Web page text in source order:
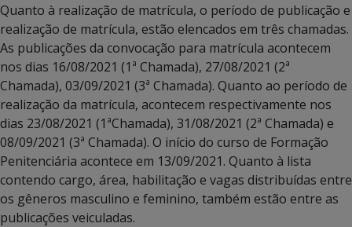
Quanto à realização de matrícula, o período de publicação e
realização de matrícula, estão elencados em três chamadas.
As publicações da convocação para matrícula acontecem
nos dias 16/08/2021 (1ª Chamada), 27/08/2021 (2ª
Chamada), 03/09/2021 (3ª Chamada). Quanto ao período de
realização da matrícula, acontecem respectivamente nos
dias 23/08/2021 (1ªChamada), 31/08/2021 (2ª Chamada) e
08/09/2021 (3ª Chamada). O início do curso de Formação
Penitenciária acontece em 13/09/2021. Quanto à lista
contendo cargo, área, habilitação e vagas distribuídas entre
os gêneros masculino e feminino, também estão entre as
publicações veiculadas.